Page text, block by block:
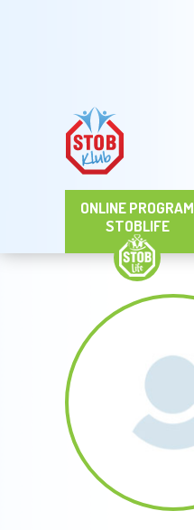
ONLINE PROGRAM
STOBLIFE